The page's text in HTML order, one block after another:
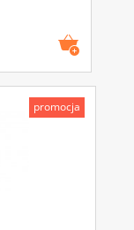
promocja